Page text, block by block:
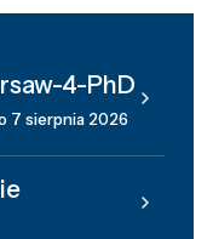
4-PhD
7 sierpnia 2026